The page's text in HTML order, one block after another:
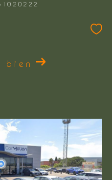
bien